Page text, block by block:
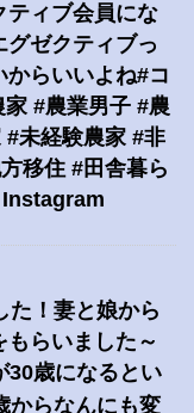
ティブ会員にな
グゼクティブっ
らいいよね#コ
#農業男子 #農
未経験農家 #非
移住 #田舎暮ら
Instagram
た！妻と娘から
らいました～
30歳になるとい
からなんにも変